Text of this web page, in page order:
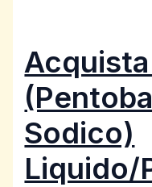
Sodico)
Liquido/